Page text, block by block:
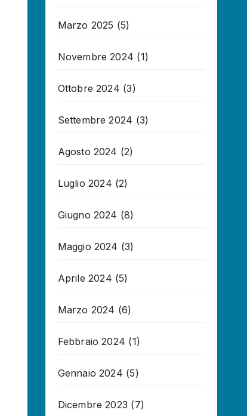
Marzo 2025 (5)
Novembre 2024 (1)
Ottobre 2024 (3)
Settembre 2024 (3)
Agosto 2024 (2)
Luglio 2024 (2)
Giugno 2024 (8)
Maggio 2024 (3)
Aprile 2024 (5)
Marzo 2024 (6)
Febbraio 2024 (1)
Gennaio 2024 (5)
Dicembre 2023 (7)